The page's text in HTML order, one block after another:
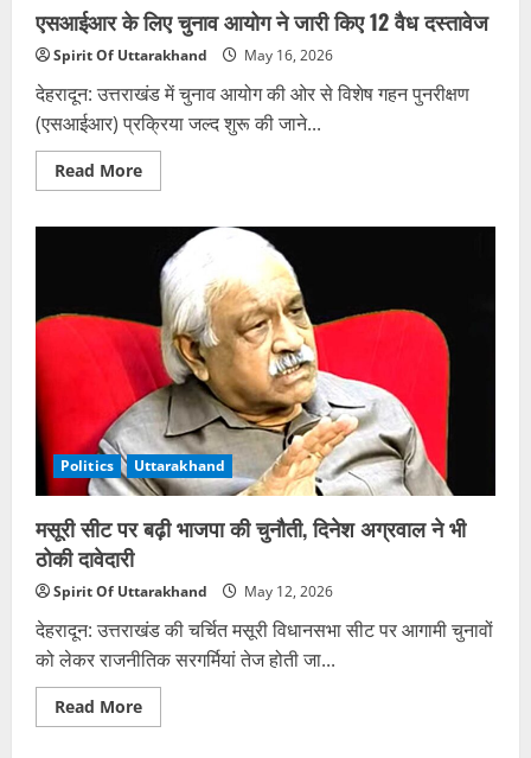
एसआईआर के लिए चुनाव आयोग ने जारी किए 12 वैध दस्तावेज
Spirit Of Uttarakhand May 16, 2026
देहरादून: उत्तराखंड में चुनाव आयोग की ओर से विशेष गहन पुनरीक्षण
(एसआईआर) प्रक्रिया जल्द शुरू की जाने...
Read MoreRead
more
चुनाव
आयोग
जारी
किए
12
वैध
दस्तावेज
Politics Uttarakhand
मसूरी सीट पर बढ़ी भाजपा की चुनौती, दिनेश अग्रवाल ने भी
ठोकी दावेदारी
Spirit Of Uttarakhand May 12, 2026
देहरादून: उत्तराखंड की चर्चित मसूरी विधानसभा सीट पर आगामी चुनावों
को लेकर राजनीतिक सरगर्मियां तेज होती जा...
Read MoreRead
more